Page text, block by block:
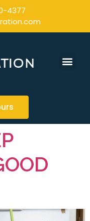
4377